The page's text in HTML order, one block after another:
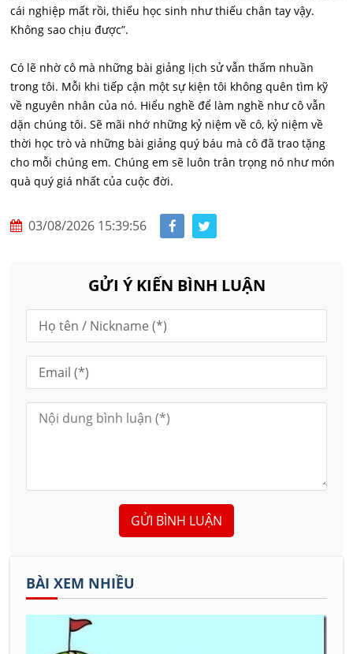
cái nghiệp mất rồi, thiếu học sinh như thiếu chân tay vậy.
Không sao chịu được”.
Có lẽ nhờ cô mà những bài giảng lịch sử vẫn thấm nhuần
trong tôi. Mỗi khi tiếp cận một sự kiện tôi không quên tìm kỹ
về nguyên nhân của nó. Hiểu nghề để làm nghề như cô vẫn
dặn chúng tôi. Sẽ mãi nhớ những kỷ niệm về cô, kỷ niệm về
thời học trò và những bài giảng quý báu mà cô đã trao tặng
cho mỗi chúng em. Chúng em sẽ luôn trân trọng nó như món
quà quý giá nhất của cuộc đời.
03/08/2026 15:39:56
GỬI Ý KIẾN BÌNH LUẬN
GỬI BÌNH LUẬN
BÀI XEM NHIỀU